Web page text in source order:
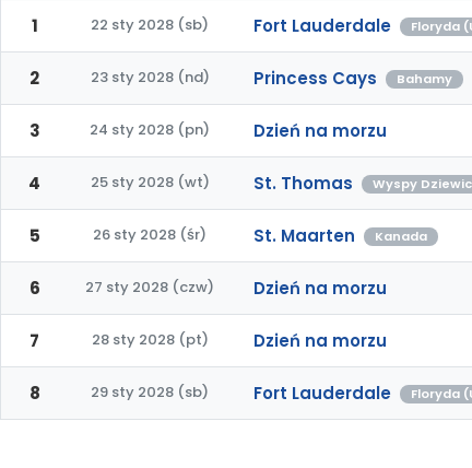
1 22 sty 2028 (sb) Fort Lauderdale Floryda
2 23 sty 2028 (nd) Princess Cays Bahamy
3 24 sty 2028 (pn) Dzień na morzu
4 25 sty 2028 (wt) St. Thomas Wyspy
5 26 sty 2028 (śr) St. Maarten Kanada
6 27 sty 2028 (czw) Dzień na morzu
7 28 sty 2028 (pt) Dzień na morzu
8 29 sty 2028 (sb) Fort Lauderdale Floryda